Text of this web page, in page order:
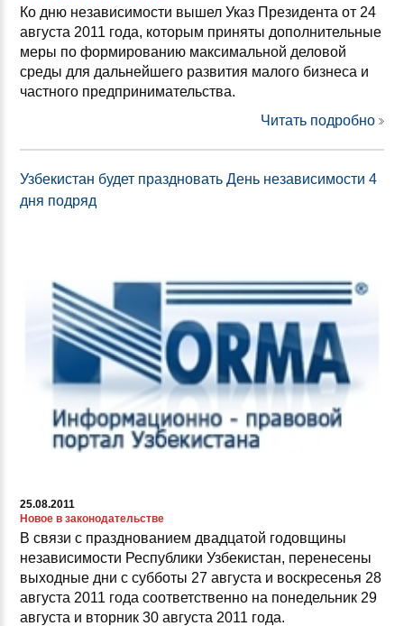
Ко дню независимости вышел Указ Президента от 24
августа 2011 года, которым приняты дополнительные
меры по формированию максимальной деловой
среды для дальнейшего развития малого бизнеса и
частного предпринимательства.
Читать подробно
Узбекистан будет праздновать День независимости 4
дня подряд
25.08.2011
Новое в законодательстве
В связи с празднованием двадцатой годовщины
независимости Республики Узбекистан, перенесены
выходные дни с субботы 27 августа и воскресенья 28
августа 2011 года соответственно на понедельник 29
августа и вторник 30 августа 2011 года.